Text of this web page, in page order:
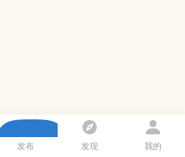
发布 发现 我的